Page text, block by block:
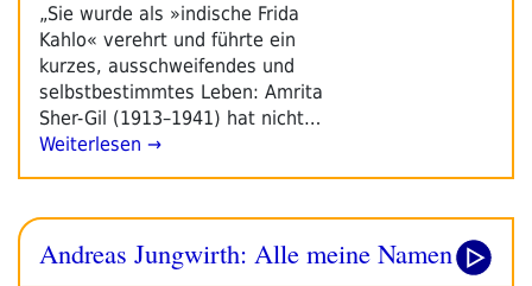
„Sie wurde als »indische Frida
Kahlo« verehrt und führte ein
kurzes, ausschweifendes und
selbstbestimmtes Leben: Amrita
Sher-Gil (1913–1941) hat nicht…
Weiterlesen →
Andreas Jungwirth: Alle meine Namen